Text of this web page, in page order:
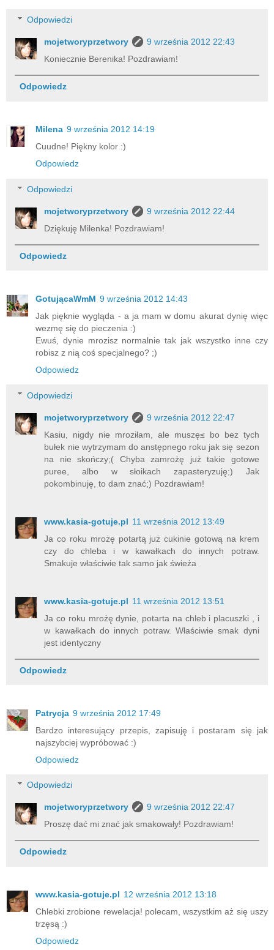
Odpowiedzi
mojetworyprzetwory
9 września 2012 22:43
Koniecznie Berenika! Pozdrawiam!
Odpowiedz
Milena 9 września 2012 14:19
Cuudne! Piękny kolor :)
Odpowiedz
Odpowiedzi
mojetworyprzetwory
9 września 2012 22:44
Dziękuję Milenka! Pozdrawiam!
Odpowiedz
GotującaWmM 9 września 2012 14:43
Jak pięknie wygląda - a ja mam w domu akurat dynię więc
wezmę się do pieczenia :)
Ewuś, dynie mrozisz normalnie tak jak wszystko inne czy
robisz z nią coś specjalnego? ;)
Odpowiedz
Odpowiedzi
mojetworyprzetwory
9 września 2012 22:47
Kasiu, nigdy nie mroziłam, ale muszę≤ bo bez tych
bułek nie wytrzymam do anstępnego roku jak się sezon
na nie skończy;( Chyba zamrożę już takie gotowe
puree, albo w słoikach zapasteryzuję;) Jak
pokombinuję, to dam znać;) Pozdrawiam!
www.kasia-gotuje.pl 11 września 2012 13:49
Ja co roku mrożę potartą już cukinie gotową na krem
czy do chleba i w kawałkach do innych potraw.
Smakuje właściwie tak samo jak świeża
www.kasia-gotuje.pl 11 września 2012 13:51
Ja co roku mrożę dynie, potarta na chleb i placuszki , i
w kawałkach do innych potraw. Właściwie smak dyni
jest identyczny
Odpowiedz
Patrycja 9 września 2012 17:49
Bardzo interesujący przepis, zapisuję i postaram się jak
najszybciej wypróbować :)
Odpowiedz
Odpowiedzi
mojetworyprzetwory
9 września 2012 22:47
Proszę dać mi znać jak smakowały! Pozdrawiam!
Odpowiedz
www.kasia-gotuje.pl 12 września 2012 13:18
Chlebki zrobione rewelacja! polecam, wszystkim aż się uszy
trzęsą :)
Odpowiedz